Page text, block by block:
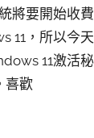
將要開始收
11，所以今
11激活
喜歡